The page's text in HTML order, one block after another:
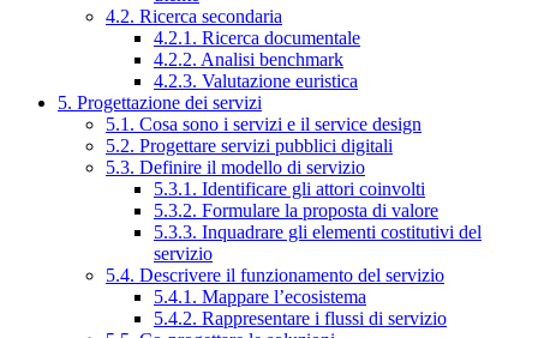
4.2. Ricerca secondaria
4.2.1. Ricerca documentale
4.2.2. Analisi benchmark
4.2.3. Valutazione euristica
5. Progettazione dei servizi
5.1. Cosa sono i servizi e il service design
5.2. Progettare servizi pubblici digitali
5.3. Definire il modello di servizio
5.3.1. Identificare gli attori coinvolti
5.3.2. Formulare la proposta di valore
5.3.3. Inquadrare gli elementi costitutivi del
servizio
5.4. Descrivere il funzionamento del servizio
5.4.1. Mappare l’ecosistema
5.4.2. Rappresentare i flussi di servizio